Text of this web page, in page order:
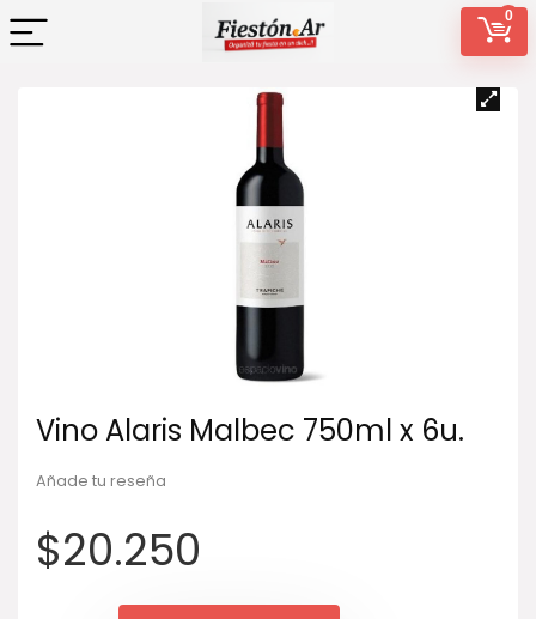
0
Vino Alaris Malbec 750ml x 6u.
Añade tu reseña
$20.250